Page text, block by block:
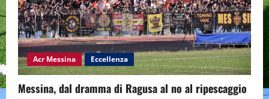
Acr Messina Eccellenza
Messina, dal dramma di Ragusa al no al ripescaggio